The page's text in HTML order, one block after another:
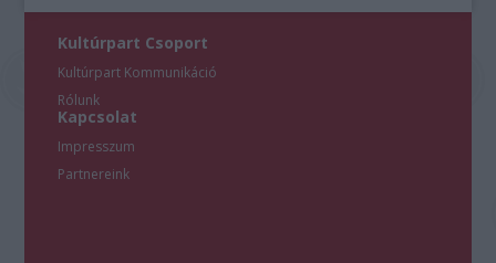
Kultúrpart Csoport
Kultúrpart Kommunikáció
Rólunk
Kapcsolat
Impresszum
Partnereink